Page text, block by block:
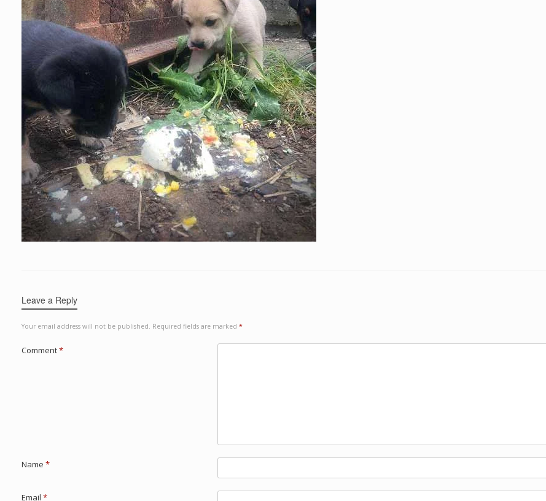
Leave a Reply
Your email address will not be published. Required fields are marked *
Comment*
Name *
Email *